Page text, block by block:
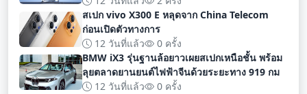
สเปก vivo X300 E หลุดจาก China Telecom
ก่อนเปิดตัวทางการ
12 วันที่แล้ว
0 ครั้ง
BMW iX3 รุ่นฐานล้อยาวเผยสเปกเหนือชั้น พร้อม
ลุยตลาดยานยนต์ไฟฟ้าจีนด้วยระยะทาง 919 กม
12 วันที่แล้ว
0 ครั้ง